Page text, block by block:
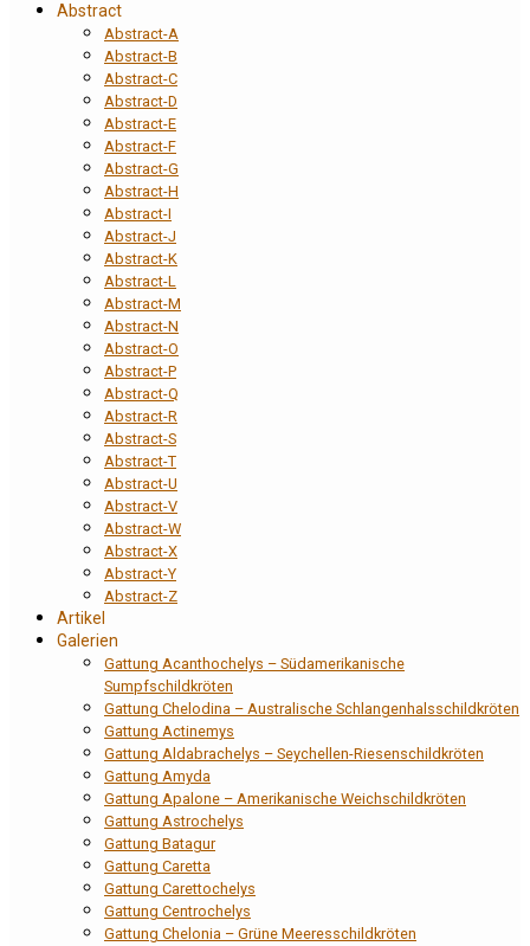
Abstract
Abstract-A
Abstract-B
Abstract-C
Abstract-D
Abstract-E
Abstract-F
Abstract-G
Abstract-H
Abstract-I
Abstract-J
Abstract-K
Abstract-L
Abstract-M
Abstract-N
Abstract-O
Abstract-P
Abstract-Q
Abstract-R
Abstract-S
Abstract-T
Abstract-U
Abstract-V
Abstract-W
Abstract-X
Abstract-Y
Abstract-Z
Artikel
Galerien
Gattung Acanthochelys – Südamerikanische
Sumpfschildkröten
Gattung Chelodina – Australische Schlangenhalsschildkröten
Gattung Actinemys
Gattung Aldabrachelys – Seychellen-Riesenschildkröten
Gattung Amyda
Gattung Apalone – Amerikanische Weichschildkröten
Gattung Astrochelys
Gattung Batagur
Gattung Caretta
Gattung Carettochelys
Gattung Centrochelys
Gattung Chelonia – Grüne Meeresschildkröten